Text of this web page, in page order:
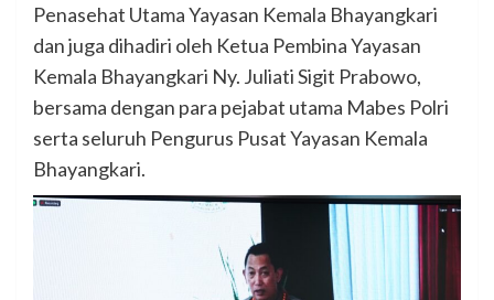
Penasehat Utama Yayasan Kemala Bhayangkari
dan juga dihadiri oleh Ketua Pembina Yayasan
Kemala Bhayangkari Ny. Juliati Sigit Prabowo,
bersama dengan para pejabat utama Mabes Polri
serta seluruh Pengurus Pusat Yayasan Kemala
Bhayangkari.